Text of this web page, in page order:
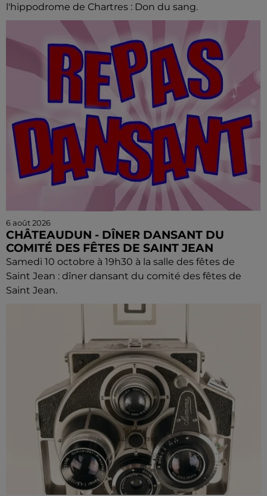
l'hippodrome de Chartres : Don du sang.
6 août 2026
CHÂTEAUDUN - DÎNER DANSANT DU
COMITÉ DES FÊTES DE SAINT JEAN
Samedi 10 octobre à 19h30 à la salle des fêtes de
Saint Jean : dîner dansant du comité des fêtes de
Saint Jean.